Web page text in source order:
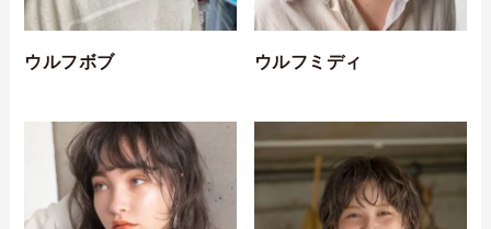
ウルフボブ ウルフミディ